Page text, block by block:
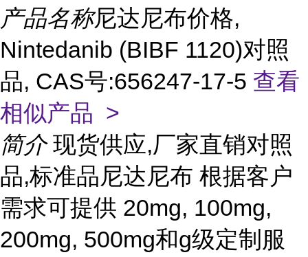
产品名称尼达尼布价格,
Nintedanib (BIBF 1120)对照
品, CAS号:656247-17-5 查看
相似产品 >
简介 现货供应,厂家直销对照
品,标准品尼达尼布 根据客户
需求可提供 20mg, 100mg,
200mg, 500mg和g级定制服